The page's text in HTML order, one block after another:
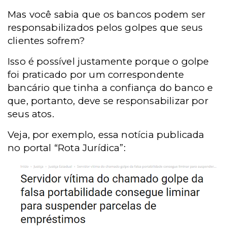
Mas você sabia que os bancos podem ser
responsabilizados pelos golpes que seus
clientes sofrem?
Isso é possível justamente porque o golpe
foi praticado por um correspondente
bancário que tinha a confiança do banco e
que, portanto, deve se responsabilizar por
seus atos.
Veja, por exemplo, essa notícia publicada
no portal “Rota Jurídica”: